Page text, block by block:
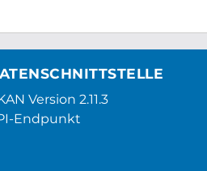
Version 2.11.3
Endpunkt